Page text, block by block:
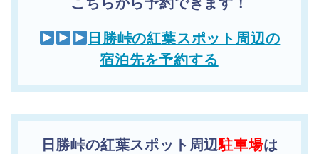
日勝峠の紅葉スポット周辺の
宿泊先を予約する
日勝峠の紅葉スポット周辺駐車場は